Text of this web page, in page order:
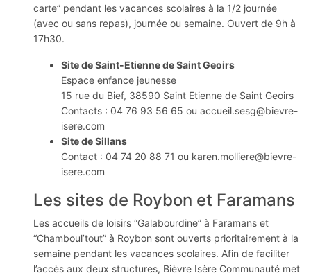
carte” pendant les vacances scolaires à la 1/2 journée
(avec ou sans repas), journée ou semaine. Ouvert de 9h à
17h30.
Site de Saint-Etienne de Saint Geoirs
Espace enfance jeunesse
15 rue du Bief, 38590 Saint Etienne de Saint Geoirs
Contacts : 04 76 93 56 65 ou accueil.sesg@bievre-
isere.com
Site de Sillans
Contact : 04 74 20 88 71 ou karen.molliere@bievre-
isere.com
Les sites de Roybon et Faramans
Les accueils de loisirs “Galabourdine” à Faramans et
“Chamboul’tout” à Roybon sont ouverts prioritairement à la
semaine pendant les vacances scolaires. Afin de faciliter
l’accès aux deux structures, Bièvre Isère Communauté met